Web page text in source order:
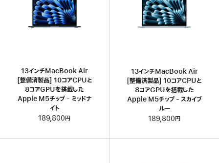
13インチMacBook Air
[整備済製品] 10コアCPUと
8コアGPUを搭載した
Apple M5チップ - ミッドナ
イト
189,800円
13インチMacBook Air
[整備済製品] 10コアCPUと
8コアGPUを搭載した
Apple M5チップ - スカイブ
ルー
189,800円